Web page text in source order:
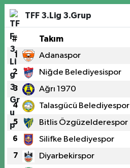
TFF 3.Lig 3.Grup
# Takım
1 Adanaspor
2 Niğde Belediyesispor
3 Ağrı 1970
4 Talasgücü Belediyespor
5 Bitlis Özgüzelderespor
6 Silifke Belediyespor
7 Diyarbekirspor